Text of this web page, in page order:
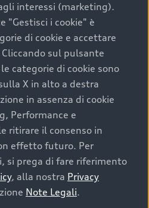
decisione che coniuga
sostenibilità. Per fare un
considerare aspetti
inclusa e l’affidabilità del
usata perfetta tramite Audi
di
prossima
interessi (marketing).
"Gestisci i cookie" è
di cookie e accettare
sul pulsante
categorie di cookie sono
X in alto a destra
in assenza di cookie
Performance e
ritirare il consenso in
effetto futuro. Per
si prega di fare riferimento
, alla nostra Privacy
Note Legali.